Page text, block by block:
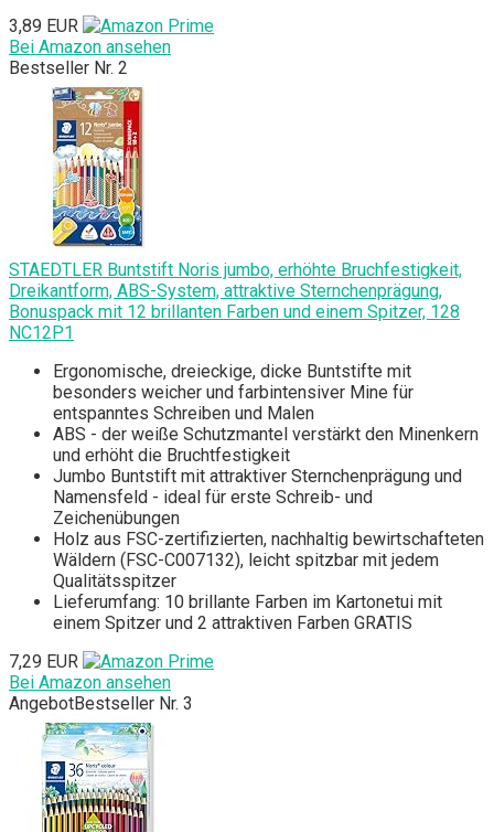
3,89 EUR
Bei Amazon ansehen
Bestseller Nr. 2
STAEDTLER Buntstift Noris jumbo, erhöhte Bruchfestigkeit,
Dreikantform, ABS-System, attraktive Sternchenprägung,
Bonuspack mit 12 brillanten Farben und einem Spitzer, 128
NC12P1
Ergonomische, dreieckige, dicke Buntstifte mit
besonders weicher und farbintensiver Mine für
entspanntes Schreiben und Malen
ABS - der weiße Schutzmantel verstärkt den Minenkern
und erhöht die Bruchtfestigkeit
Jumbo Buntstift mit attraktiver Sternchenprägung und
Namensfeld - ideal für erste Schreib- und
Zeichenübungen
Holz aus FSC-zertifizierten, nachhaltig bewirtschafteten
Wäldern (FSC-C007132), leicht spitzbar mit jedem
Qualitätsspitzer
Lieferumfang: 10 brillante Farben im Kartonetui mit
einem Spitzer und 2 attraktiven Farben GRATIS
7,29 EUR
Bei Amazon ansehen
AngebotBestseller Nr. 3